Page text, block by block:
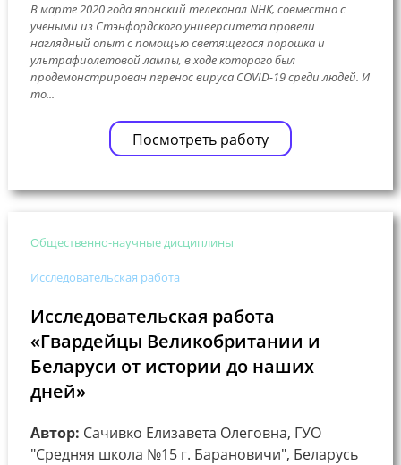
В марте 2020 года японский телеканал NHK, совместно с
учеными из Стэнфордского университета провели
наглядный опыт с помощью светящегося порошка и
ультрафиолетовой лампы, в ходе которого был
продемонстрирован перенос вируса COVID-19 среди людей. И
то...
Посмотреть работу
Общественно-научные дисциплины
Исследовательская работа
Исследовательская работа
«Гвардейцы Великобритании и
Беларуси от истории до наших
дней»
Автор: Сачивко Елизавета Олеговна, ГУО
"Средняя школа №15 г. Барановичи", Беларусь